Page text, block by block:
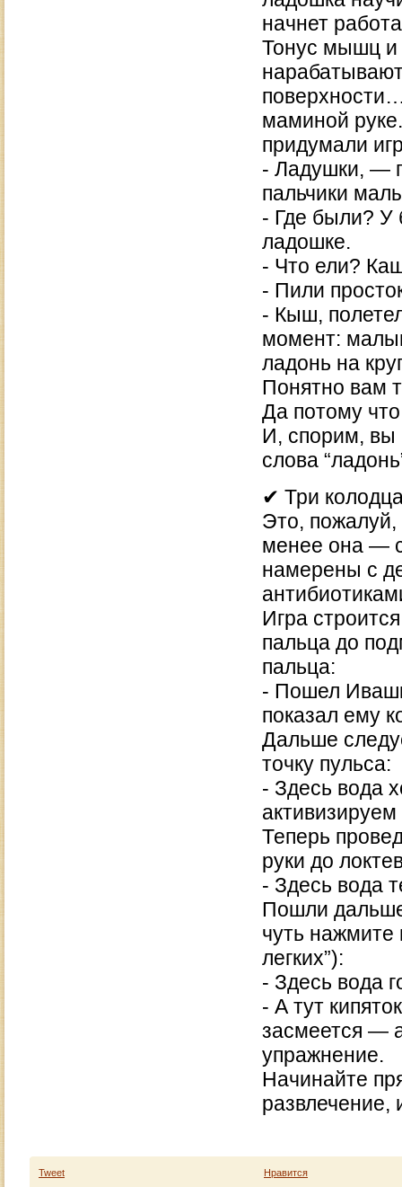
начнет
Тонус мышц и
маминой
придумали
- Ладушки, —
пальчики
- Где были? У
ладошке.
- Что ели?
- Пили
- Кыш,
момент:
ладонь на
Понятно вам
Да потому
И, спорим, вы
слова
✔ Три
Это, пожалуй,
менее она —
намерены с
Игра
пальца до
пальца:
- Пошел
показал ему
Дальше
точку пульса:
- Здесь вода
Теперь
руки до
- Здесь вода
Пошли
чуть нажмите
легких”):
- Здесь вода
- А тут
засмеется —
упражнение.
Начинайте
развлечение,
Tweet Нравится